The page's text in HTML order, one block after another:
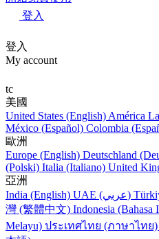
登入
登入
My account
tc
美國
United States (English) América
México (Español) Colombia
歐洲
Europe (English) Deutschland
(Polski) Italia (Italiano) United
亞洲
India (English)
UAE (عربي)
灣 (繁體中文) Indonesia (Bahasa
Melayu) ประเทศไทย (ภาษาไทย)